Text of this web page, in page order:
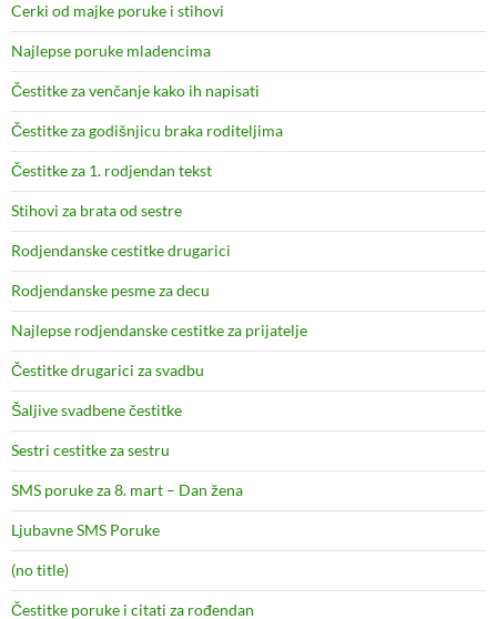
Cerki od majke poruke i stihovi
Najlepse poruke mladencima
Čestitke za venčanje kako ih napisati
Čestitke za godišnjicu braka roditeljima
Čestitke za 1. rodjendan tekst
Stihovi za brata od sestre
Rodjendanske cestitke drugarici
Rodjendanske pesme za decu
Najlepse rodjendanske cestitke za prijatelje
Čestitke drugarici za svadbu
Šaljive svadbene čestitke
Sestri cestitke za sestru
SMS poruke za 8. mart – Dan žena
Ljubavne SMS Poruke
(no title)
Čestitke poruke i citati za rođendan